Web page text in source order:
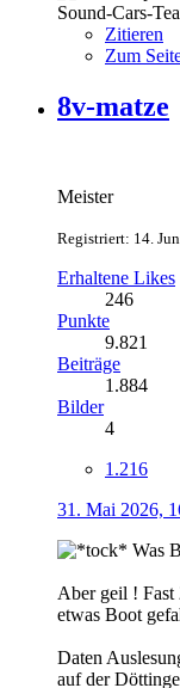
Sound-Cars-
Zitieren
Zum
8v-matze
Meister
Registriert: 14.
Erhaltene Likes
246
Punkte
9.821
Beiträge
1.884
Bilder
4
1.216
31. Mai 2026,
Was
Aber geil !
etwas Boot
Daten
auf der